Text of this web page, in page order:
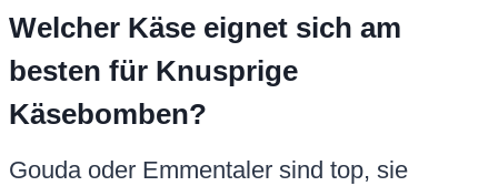
Welcher Käse eignet sich am
besten für Knusprige
Käsebomben?
Gouda oder Emmentaler sind top, sie